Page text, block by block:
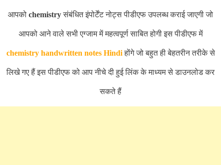
आपको chemistryसंबंधित इंपोर्टेंट नोट्स पीडीएफ उपलब्ध कराई जाएगी जो
आपको आने वाले सभी एग्जाम में महत्वपूर्ण साबित होगी इस पीडीएफ में
chemistry handwritten notes Hindiहोंगे जो बहुत ही बेहतरीन तरीके से
लिखे गए हैं इस पीडीएफ को आप नीचे दी हुई लिंक के माध्यम से डाउनलोड कर
सकते हैं